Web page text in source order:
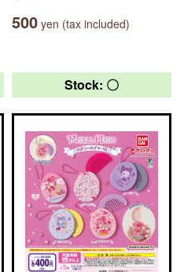
500 yen (tax included)
Stock: 〇